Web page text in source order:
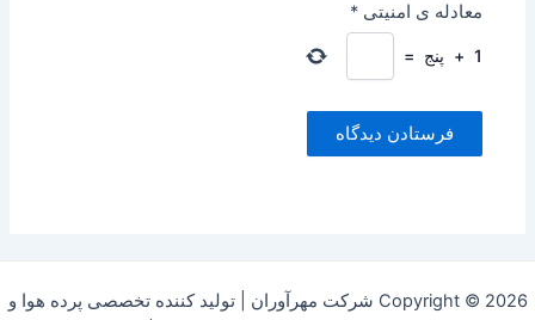
معادله ی امنیتی *
1
+ پنج =
Copyright © 2026 شرکت مهرآوران | تولید کننده تخصصی پرده هوا و